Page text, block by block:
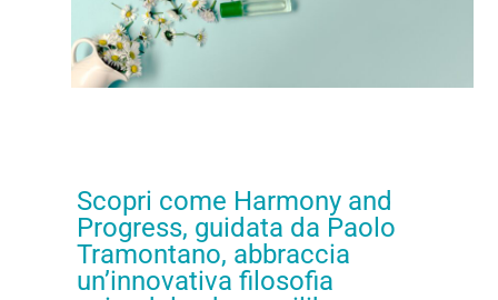
Scopri come Harmony and
Progress, guidata da Paolo
Tramontano, abbraccia
un’innovativa filosofia